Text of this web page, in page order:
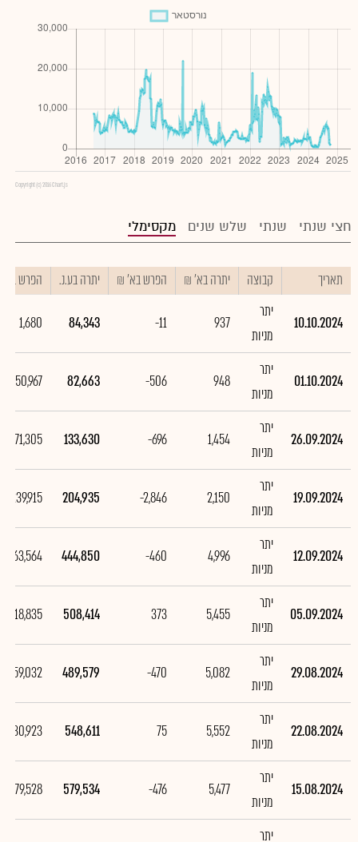
Copyright (c) 2016 Chart.js
חצי שנתי שנתי שלש שנים מקסימלי
תאריך קבוצה יתרה בא' ₪ הפרש בא' ₪ יתרה בע.נ. הפרש
10.10.2024
יתר
מניות
937
-11
84,343
1,680
01.10.2024
יתר
מניות
948
-506
82,663
-50,967
26.09.2024
יתר
מניות
1,454
-696
133,630
-71,305
19.09.2024
יתר
מניות
2,150
-2,846
204,935
-239,915
12.09.2024
יתר
מניות
4,996
-460
444,850
-63,564
05.09.2024
יתר
מניות
5,455
373
508,414
18,835
29.08.2024
יתר
מניות
5,082
-470
489,579
-59,032
22.08.2024
יתר
מניות
5,552
75
548,611
-30,923
15.08.2024
יתר
מניות
5,477
-476
579,534
-79,528
יתר